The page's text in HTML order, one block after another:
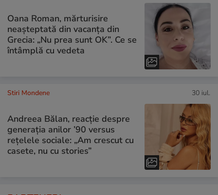
Oana Roman, mărturisire
neașteptată din vacanța din
Grecia: „Nu prea sunt OK”. Ce se
întâmplă cu vedeta
Stiri Mondene 30 iul.
Andreea Bălan, reacție despre
generația anilor ’90 versus
rețelele sociale: „Am crescut cu
casete, nu cu stories”